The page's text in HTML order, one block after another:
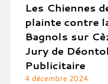
Les Chiennes
plainte contre
Bagnols sur
Jury de
Publicitaire
4 décembre 2024